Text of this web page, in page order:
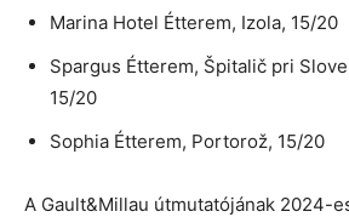
Marina Hotel Étterem, Izola, 15/20
Spargus Étterem, Špitalič pri
15/20
Sophia Étterem, Portorož, 15/20
A Gault&Millau útmutatójának 2024-